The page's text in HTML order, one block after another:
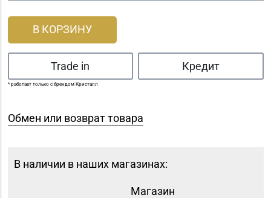
В КОРЗИНУ
Trade in Кредит
* работает только с брендом Кристалл
Обмен или возврат товара
В наличии в наших магазинах:
Магазин